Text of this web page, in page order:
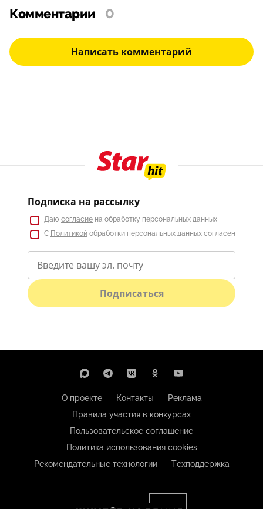
Комментарии 0
Написать комментарий
Подписка на рассылку
Даю согласие на обработку персональных данных
С Политикой обработки персональных данных согласен
Подписаться
О проекте Контакты
Реклама
Правила участия в конкурсах
Пользовательское соглашение
Политика использования cookies
Рекомендательные технологии
Техподдержка